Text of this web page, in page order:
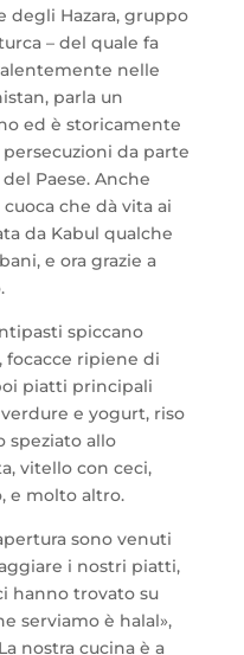
degli Hazara, gruppo
– del quale fa
nelle
parla un
ed è storicamente
da parte
Paese. Anche
che dà vita ai
da Kabul qualche
e ora grazie a
spiccano
ripiene di
piatti principali
e yogurt, riso
speziato allo
vitello con ceci,
e molto altro.
sono venuti
i nostri piatti,
hanno trovato su
serviamo è halal»,
nostra cucina è a